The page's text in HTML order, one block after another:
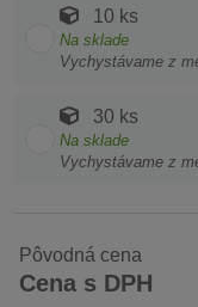
10 ks
Na sklade
Vychystávame z
30 ks
Na sklade
Vychystávame z
Pôvodná cena
Cena s DPH